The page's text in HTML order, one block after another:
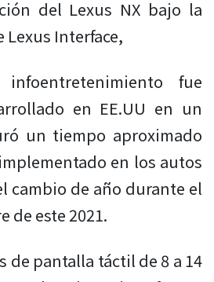
del Lexus NX bajo la
Interface,
fue
en EE.UU en un
un tiempo aproximado
en los autos
cambio de año durante el
de este 2021.
de pantalla táctil de 8 a 14